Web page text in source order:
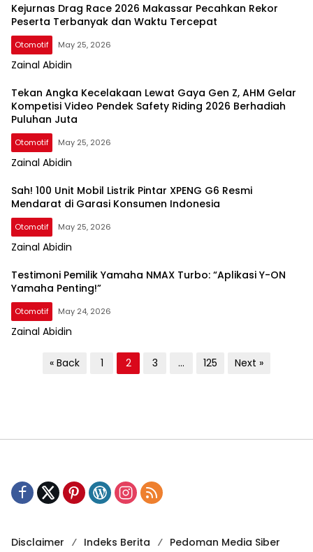
Kejurnas Drag Race 2026 Makassar Pecahkan Rekor
Peserta Terbanyak dan Waktu Tercepat
Otomotif May 25, 2026
Zainal Abidin
Tekan Angka Kecelakaan Lewat Gaya Gen Z, AHM Gelar
Kompetisi Video Pendek Safety Riding 2026 Berhadiah
Puluhan Juta
Otomotif May 25, 2026
Zainal Abidin
Sah! 100 Unit Mobil Listrik Pintar XPENG G6 Resmi
Mendarat di Garasi Konsumen Indonesia
Otomotif May 25, 2026
Zainal Abidin
Testimoni Pemilik Yamaha NMAX Turbo: “Aplikasi Y-ON
Yamaha Penting!”
Otomotif May 24, 2026
Zainal Abidin
s
a
g
« Back 1 2 3 … 125 Next »
Disclaimer Indeks Berita Pedoman Media Siber